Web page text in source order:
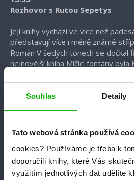
Souhlas Detaily
Tato webová stránka používá
cookies? Používáme je třeba k
doporučili knihy, které Vás
využitím jednotlivých dat udělíte
Rozhovor s Rutou Sepetys
Její knihy vychází ve více než
představují více i méně známé
Román V šedých tónech se dočkal
nejnovější kniha Mlčící fontány byla
že se z Ameriky připojí Ruta
tlumočený rozhovor. Připravte si
Pár fotek